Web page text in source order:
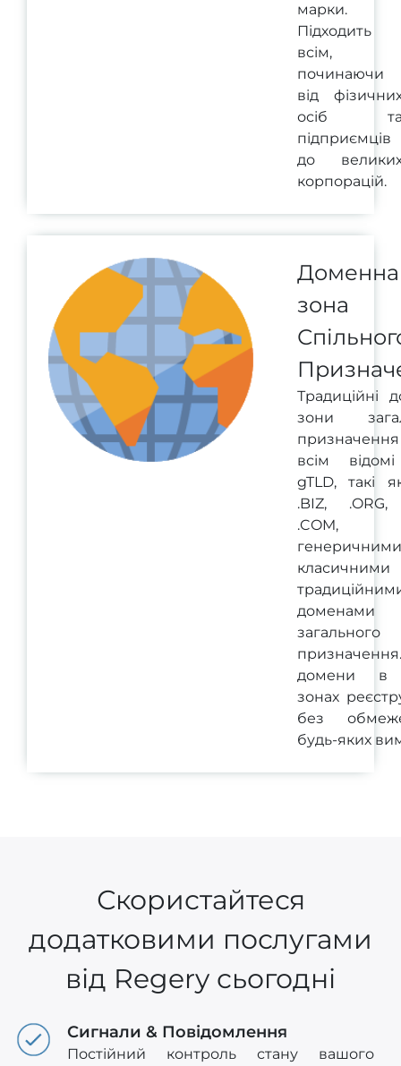
марки.
Підходить
всім,
починаючи
від
осіб
підприємців
до
корпорацій.
Доменна
зона
Традиційні
зони
всім
gTLD, такі
.BIZ, .ORG,
.COM,
доменами
загального
домени в
зонах
без
будь-яких
Скористайтеся
додатковими послугами
від Regery сьогодні
Сигнали & Повідомлення
Постійний контроль стану вашого